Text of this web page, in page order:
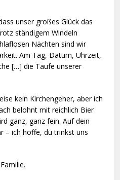
unser großes Glück das
ständigem Windeln
Nächten sind wir
Am Tag, Datum, Uhrzeit,
[…] die Taufe unserer
kein Kirchengeher, aber ich
belohnt mit reichlich Bier
ganz, ganz fein. Auf dein
– ich hoffe, du trinkst uns